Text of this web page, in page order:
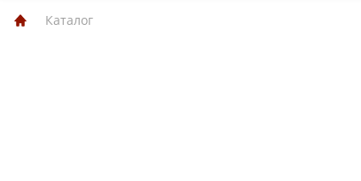
Каталог